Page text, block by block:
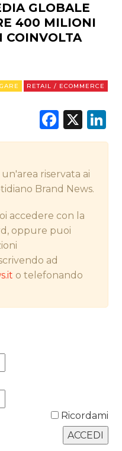
GLOBALE
400 MILIONI
COINVOLTA
GARE RETAIL / ECOMMERCE
X
riservata ai
Brand News.
accedere con la
oppure puoi
ad
o telefonando
Ricordami